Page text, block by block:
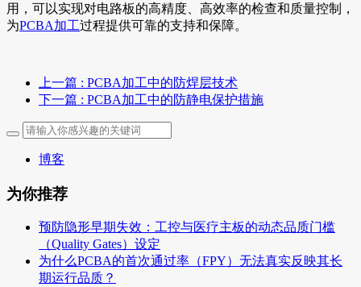
用，可以实现对电路板的高精度、高效率的检查和质量控制，
为PCBA加工过程提供可靠的支持和保障。
上一篇 : PCBA加工中的防焊层技术
下一篇 : PCBA加工中的防静电保护措施
博客
为你推荐
预防隐形早期失效：工控与医疗主板的动态品质门槛
（Quality Gates）设定
为什么PCBA的首次通过率（FPY）无法真实反映其长
期运行品质？